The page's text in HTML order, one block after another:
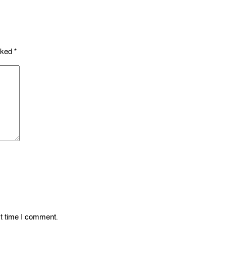
*
time I comment.